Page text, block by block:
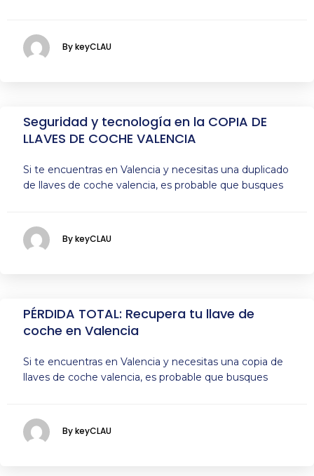
By keyCLAU
Seguridad y tecnología en la COPIA DE
LLAVES DE COCHE VALENCIA
Si te encuentras en Valencia y necesitas una duplicado
de llaves de coche valencia, es probable que busques
By keyCLAU
PÉRDIDA TOTAL: Recupera tu llave de
coche en Valencia
Si te encuentras en Valencia y necesitas una copia de
llaves de coche valencia, es probable que busques
By keyCLAU